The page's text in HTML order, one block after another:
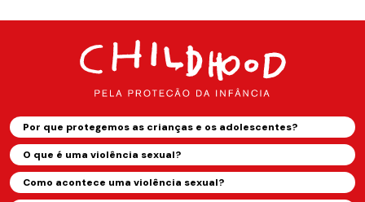
Por que protegemos as crianças e os adolescentes?
O que é uma violência sexual?
Como acontece uma violência sexual?